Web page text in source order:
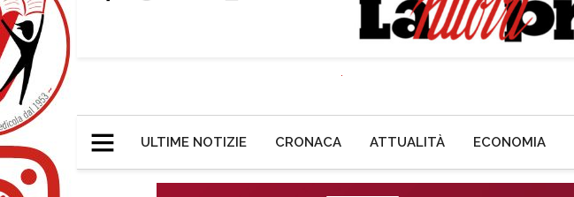
ULTIME NOTIZIE CRONACA ATTUALITÀ ECONOMIA